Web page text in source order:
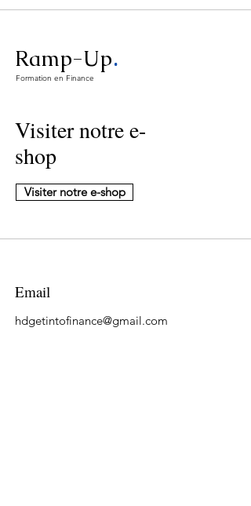
Ramp-Up.
Formation en Finance
Visiter notre e-
shop
Visiter notre e-shop
Email
hdgetintofinance@gmail.com